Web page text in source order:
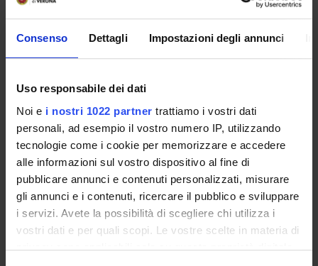
Consenso Dettagli Impostazioni degli annunci
Uso responsabile dei dati
Noi e i nostri 1022 partner trattiamo i vostri dati
personali, ad esempio il vostro numero IP, utilizzando
tecnologie come i cookie per memorizzare e accedere
alle informazioni sul vostro dispositivo al fine di
pubblicare annunci e contenuti personalizzati, misurare
gli annunci e i contenuti, ricercare il pubblico e sviluppare
i servizi. Avete la possibilità di scegliere chi utilizza i
vostri dati e per quali scopi. Le vostre scelte in materia di
privacy sono applicabili solo su questa proprietà digitale
markedly reduced seizures. Treatment with blocking
antibodies after acute seizures prevented the development
of epilepsy. Neutrophil depletion also inhibited acute
seizure induction and chronic spontaneous recurrent
to enhance neuronal excitability, was induced by acute
leukocyte-vascular adhesion, suggesting a pathogenetic
link between leukocyte-vascular interactions, BBB damage
and seizure generation. Consistent with the potential
leukocyte involvement in epilepsy in humans, leukocytes
were more abundant in brains of individuals with epilepsy
than in controls. Our results suggest leukocyte-endothelial
interaction as a potential target for the prevention and
treatment of epilepsy.
Pagina Web: